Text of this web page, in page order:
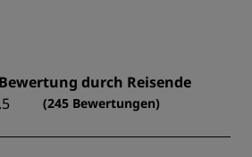
durch Reisende
(245 Bewertungen)